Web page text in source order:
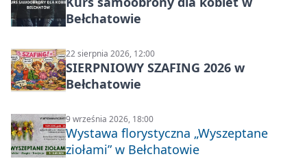
Bełchatowie
22 sierpnia 2026, 12:00
SIERPNIOWY SZAFING 2026 w
Bełchatowie
9 września 2026, 18:00
Wystawa florystyczna „Wyszeptane
ziołami” w Bełchatowie